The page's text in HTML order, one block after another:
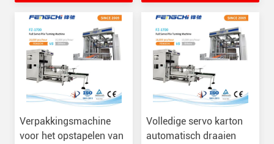
Verpakkingsmachine
voor het opstapelen van
Volledige servo karton
automatisch draaien